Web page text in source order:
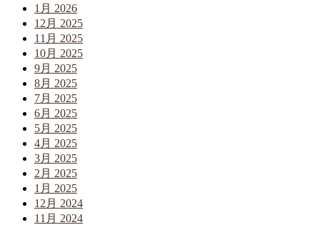
1月 2026
12月 2025
11月 2025
10月 2025
9月 2025
8月 2025
7月 2025
6月 2025
5月 2025
4月 2025
3月 2025
2月 2025
1月 2025
12月 2024
11月 2024